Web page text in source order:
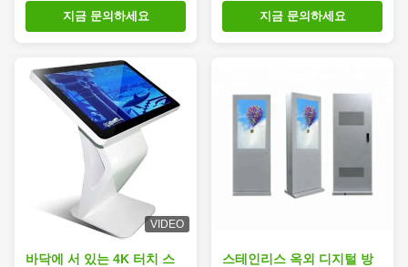
지금 문의하세요 지금 문의하세요
VIDEO
바닥에 서 있는 4K 터치 스
스테인리스 옥외 디지털 방